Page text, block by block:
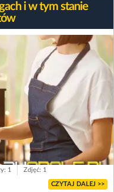
i w tym stanie
1 Zdjęć: 1
CZYTAJ DALEJ >>